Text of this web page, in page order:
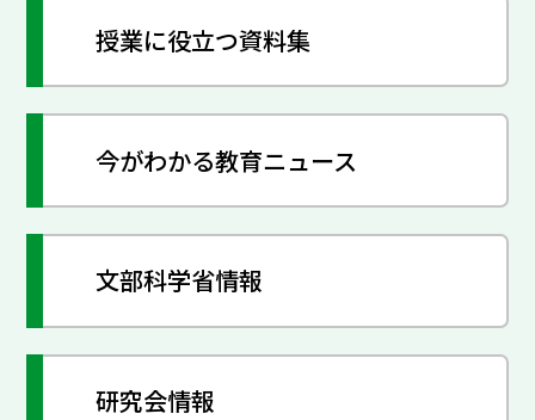
授業に役立つ資料集
今がわかる教育ニュース
文部科学省情報
研究会情報